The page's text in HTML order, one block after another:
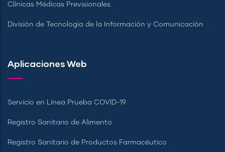
Clínicas Médicas Previsionales
División de Tecnología de la Información y Comunicación
Aplicaciones Web
Servicio en Línea Prueba COVID-19
Registro Sanitario de Alimento
Registro Sanitario de Productos Farmacéutico